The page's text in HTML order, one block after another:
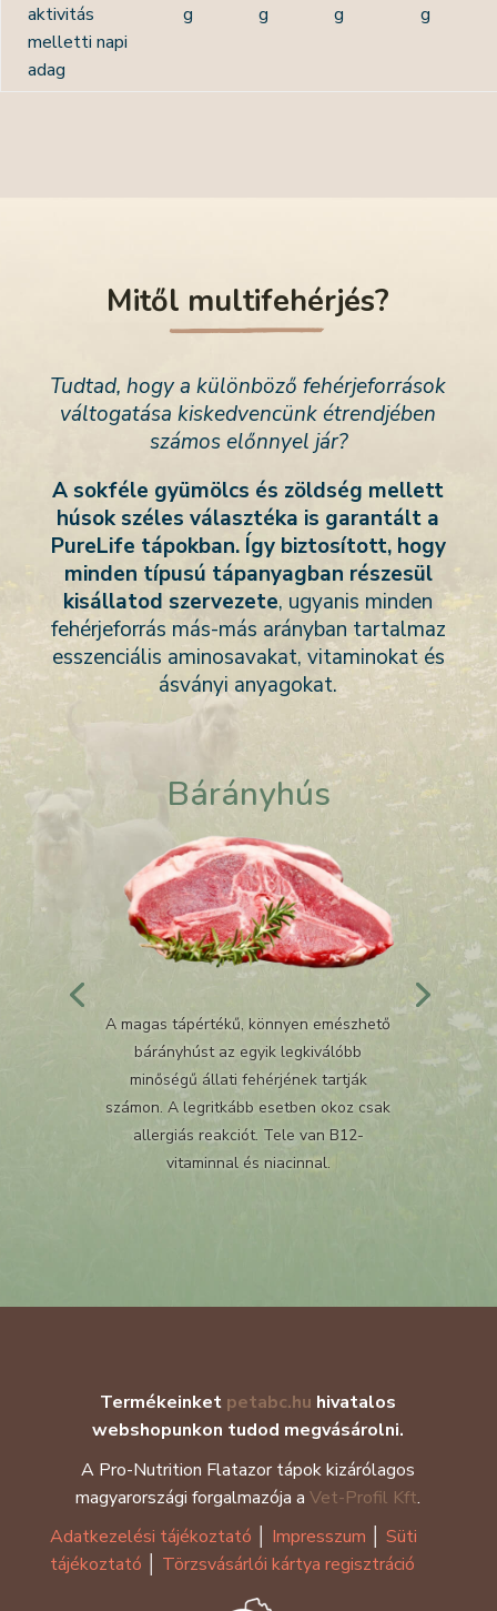
aktivitás
melletti napi
adag
g
g
g
g
Mitől multifehérjés?
Tudtad, hogy a különböző fehérjeforrások
váltogatása kiskedvencünk étrendjében
számos előnnyel jár?
A sokféle gyümölcs és zöldség mellett
húsok széles választéka is garantált a
PureLife tápokban. Így biztosított, hogy
minden típusú tápanyagban részesül
kisállatod szervezete, ugyanis minden
fehérjeforrás más-más arányban tartalmaz
esszenciális aminosavakat, vitaminokat és
ásványi anyagokat.
Bárányhús
A magas tápértékű, könnyen emészhető
bárányhúst az egyik legkiválóbb
minőségű állati fehérjének tartják
számon. A legritkább esetben okoz csak
allergiás reakciót. Tele van B12-
vitaminnal és niacinnal.
Termékeinket petabc.hu hivatalos
webshopunkon tudod megvásárolni.
A Pro-Nutrition Flatazor tápok kizárólagos
magyarországi forgalmazója aVet-Profil Kft.
Adatkezelési tájékoztató
Impresszum
Süti
tájékoztató
Törzsvásárlói kártya regisztráció